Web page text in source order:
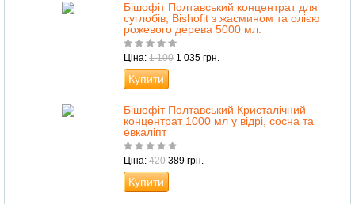
Бішофіт Полтавський концентрат для
суглобів, Bishofit з жасмином та олією
рожевого дерева 5000 мл.
Ціна: 1 100 1 035 грн.
Купити
Бішофіт Полтавський Кристалічний
концентрат 1000 мл у відрі, сосна та
евкаліпт
Ціна: 420 389 грн.
Купити